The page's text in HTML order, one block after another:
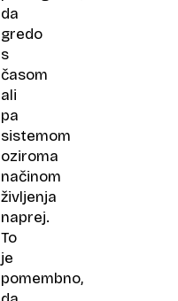
da
gredo
s
časom
ali
pa
sistemom
oziroma
načinom
življenja
naprej.
To
je
pomembno,